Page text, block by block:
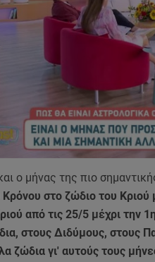
ο μήνας της πιο
Κρόνου στο ζώδιο του Κριού
από τις 25/5 μέχρι την
στους Διδύμους, στους
ζώδια γι' αυτούς τους